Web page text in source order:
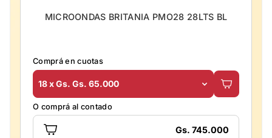
MICROONDAS BRITANIA PMO28 28LTS BL
Comprá en cuotas
18 x Gs. Gs. 65.000
O comprá al contado
Gs. 745.000